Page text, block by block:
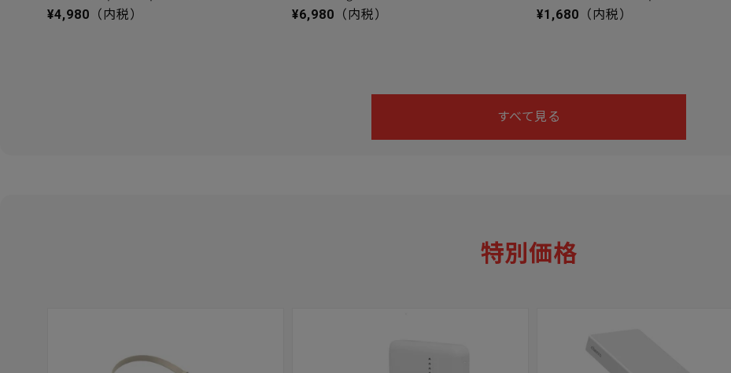
通常価格
¥4,980 （内税） 通常価格
¥6,980 （内税） 通常価格
¥1,680 （内税）
すべて見る
特別価格